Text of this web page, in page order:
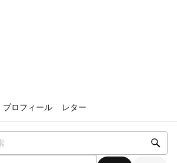
プロフィール レター